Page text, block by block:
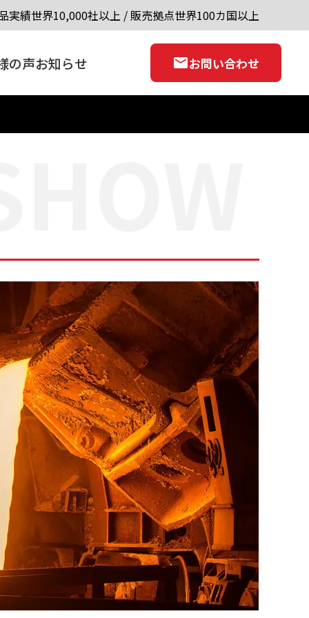
実績世界10,000社以上 / 販売拠点世界100カ国以上
の声お知らせ お問い合わせ